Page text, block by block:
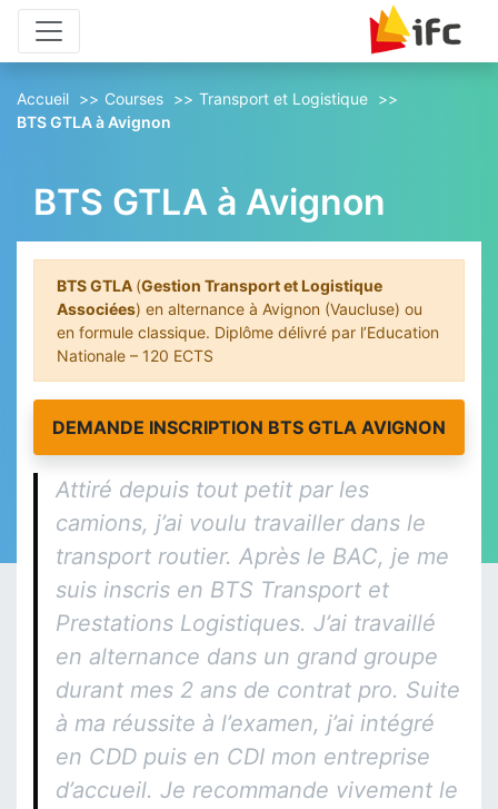
Aller au contenu principal
Aller au pied de page
Accueil Courses
Transport et Logistique
BTS GTLA à Avignon
BTS GTLA à Avignon
BTS GTLA (Gestion Transport et Logistique
Associées) en alternance à Avignon (Vaucluse) ou
en formule classique. Diplôme délivré par l’Education
Nationale – 120 ECTS
DEMANDE INSCRIPTION BTS GTLA AVIGNON
Attiré depuis tout petit par les
camions, j’ai voulu travailler dans le
transport routier. Après le BAC, je me
suis inscris en BTS Transport et
Prestations Logistiques. J’ai travaillé
en alternance dans un grand groupe
durant mes 2 ans de contrat pro. Suite
à ma réussite à l’examen, j’ai intégré
en CDD puis en CDI mon entreprise
d’accueil. Je recommande vivement le